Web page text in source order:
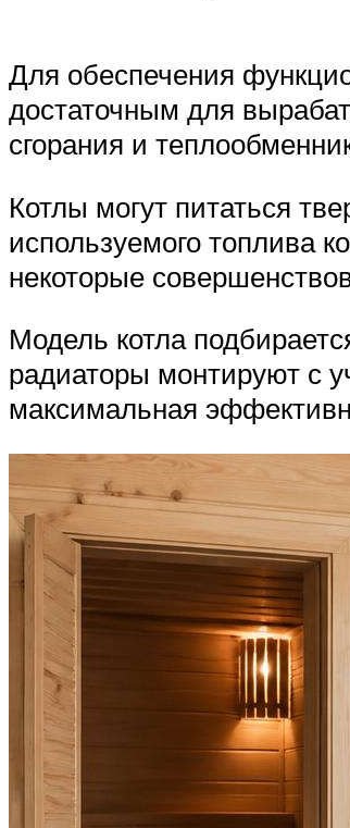
Для обеспечения
достаточным для
сгорания и
Котлы могут питаться
используемого топлива
некоторые
Модель котла
радиаторы монтируют с
максимальная